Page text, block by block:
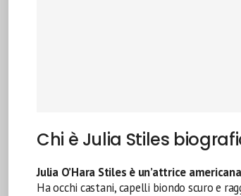
Chi è Julia Stiles
Julia O’Hara Stiles è un’attrice americana
Ha occhi castani, capelli biondo scuro e